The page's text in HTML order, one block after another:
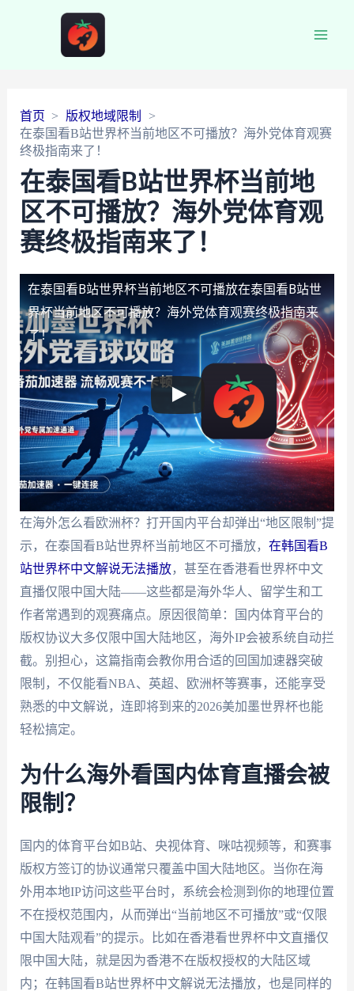
首页
版权地域限制
在泰国看B站世界杯当前地区不可播放？海外党体育观赛
终极指南来了！
在泰国看B站世界杯当前地
区不可播放？海外党体育观
赛终极指南来了！
在泰国看B站世界杯当前地区不可播放在泰国看B站世
界杯当前地区不可播放？海外党体育观赛终极指南来
了！
在海外怎么看欧洲杯？打开国内平台却弹出“地区限制”提
示，在泰国看B站世界杯当前地区不可播放， 在韩国看B
站世界杯中文解说无法播放，甚至在香港看世界杯中文
直播仅限中国大陆——这些都是海外华人、留学生和工
作者常遇到的观赛痛点。原因很简单：国内体育平台的
版权协议大多仅限中国大陆地区，海外IP会被系统自动拦
截。别担心，这篇指南会教你用合适的回国加速器突破
限制，不仅能看NBA、英超、欧洲杯等赛事，还能享受
熟悉的中文解说，连即将到来的2026美加墨世界杯也能
轻松搞定。
为什么海外看国内体育直播会被
限制？
国内的体育平台如B站、央视体育、咪咕视频等，和赛事
版权方签订的协议通常只覆盖中国大陆地区。当你在海
外用本地IP访问这些平台时，系统会检测到你的地理位置
不在授权范围内，从而弹出“当前地区不可播放”或“仅限
中国大陆观看”的提示。比如在香港看世界杯中文直播仅
限中国大陆，就是因为香港不在版权授权的大陆区域
内；在韩国看B站世界杯中文解说无法播放，也是同样的